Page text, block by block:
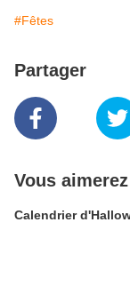
#Fêtes
Partager
Vous
Calendrier